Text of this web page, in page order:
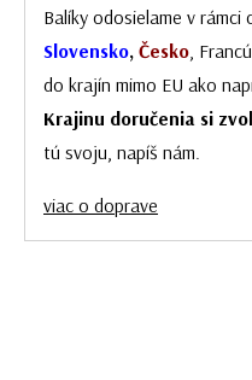
Balíky odosielame v rámci
Slovensko, Česko ,
do krajín mimo EU ako
Krajinu doručenia si
tú svoju, napíš nám.
viac o doprave